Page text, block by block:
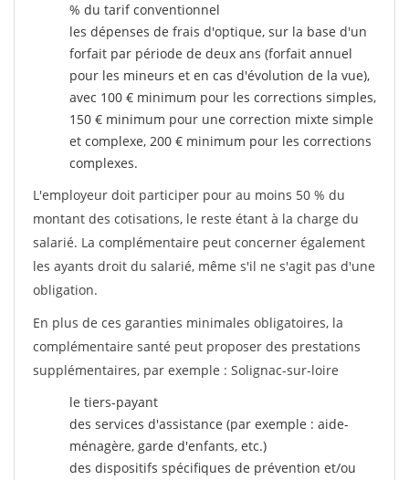
% du tarif conventionnel
les dépenses de frais d'optique, sur la base d'un
forfait par période de deux ans (forfait annuel
pour les mineurs et en cas d'évolution de la vue),
avec 100 € minimum pour les corrections simples,
150 € minimum pour une correction mixte simple
et complexe, 200 € minimum pour les corrections
complexes.
L'employeur doit participer pour au moins 50 % du
montant des cotisations, le reste étant à la charge du
salarié. La complémentaire peut concerner également
les ayants droit du salarié, même s'il ne s'agit pas d'une
obligation.
En plus de ces garanties minimales obligatoires, la
complémentaire santé peut proposer des prestations
supplémentaires, par exemple : Solignac-sur-loire
le tiers-payant
des services d'assistance (par exemple : aide-
ménagère, garde d'enfants, etc.)
des dispositifs spécifiques de prévention et/ou